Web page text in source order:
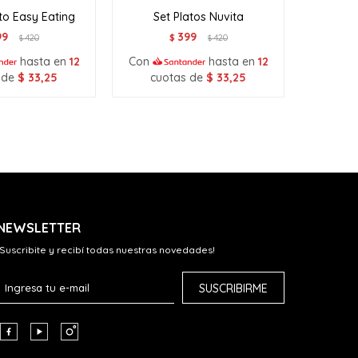
Easy Eating
$420
hasta en 12
$ 33,25
Set Platos Nuvita
$ 399 $420
Con hasta en 12
cuotas de $ 33,25
y recibí todas nuestras novedades!
SUSCRIBIRME
  